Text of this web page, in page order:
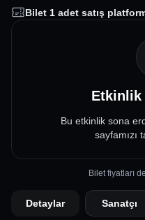
Bilet 1 adet satış
Etkinlik
Bu etkinlik sona
sayfamızı
Bilet fiyatları
Detaylar Sanatçı